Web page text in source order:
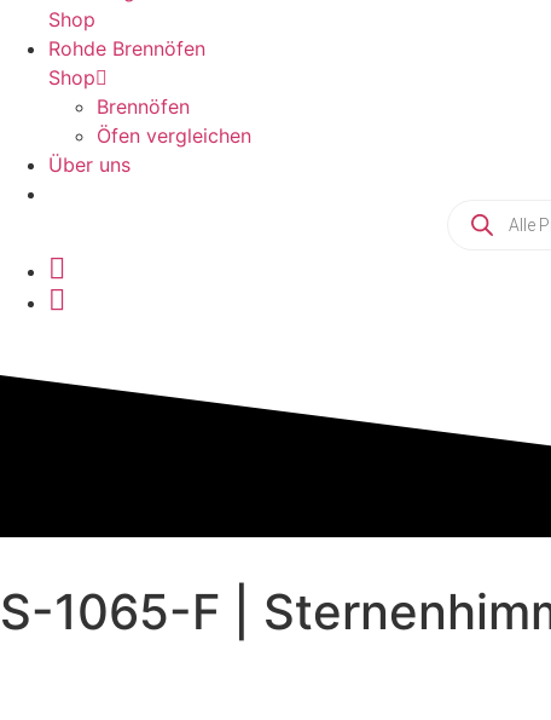
Shop
Rohde Brennöfen
Shop
Brennöfen
Öfen vergleichen
Über uns
S-1065-F |